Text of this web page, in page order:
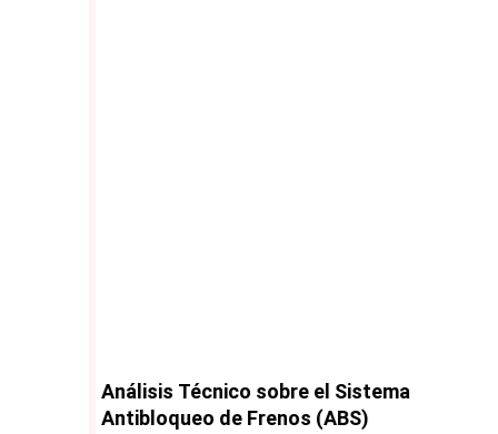
Análisis Técnico sobre el Sistema
Antibloqueo de Frenos (ABS)